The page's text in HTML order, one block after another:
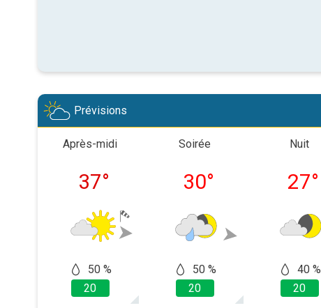
Prévisions
Après-midi
37°
50 %
20
Soirée
30°
50 %
20
Nuit
27°
40 %
20